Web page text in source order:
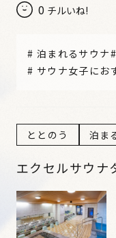
0 チルいね!
# 泊まれるサウナ
# サウナ女子にお
ととのう 泊ま
エクセルサウナ